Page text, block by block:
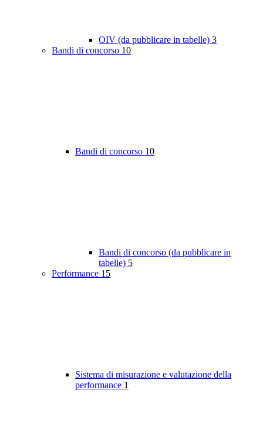
OIV (da pubblicare in tabelle) 3
Bandi di concorso 10
Bandi di concorso 10
Bandi di concorso (da pubblicare in
tabelle) 5
Performance 15
Sistema di misurazione e valutazione della
performance 1